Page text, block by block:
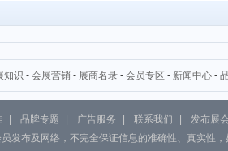
知识 - 会展营销 - 展商名录 - 会员专区 - 新闻中心 -
品牌专题 广告服务 联系我们
发布展
发布及网络，不完全保证信息的准确性、真实性